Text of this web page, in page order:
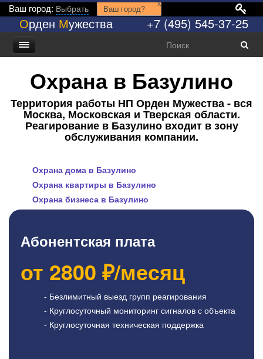
Ваш город: Выбрать Ваш город?
x
Орден Мужества +7 (495) 545-37-25
Охрана в Базулино
Территория работы НП Орден Мужества - вся
Москва, Московская и Тверская области.
Реагирование в Базулино входит в зону
обслуживания компании.
Охрана дома в Базулино
Охрана квартиры в Базулино
Охрана бизнеса в Базулино
Абонентская плата
от 2800 ₽/месяц
- Безлимитный выезд групп реагирования
- Круглосуточный мониторинг сигналов с объекта
- Круглосуточная техническая поддержка